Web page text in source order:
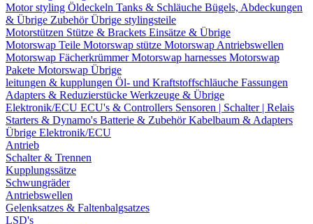
Motor styling Öldeckeln Tanks & Schläuche Bügels, Abdeckungen
& Übrige ZubehörÜbrige stylingsteile
Motorstützen Stütze & Brackets Einsätze & Übrige
Motorswap Teile Motorswap stütze Motorswap Antriebswellen
Motorswap FächerkrümmerMotorswap harnesses Motorswap
Pakete Motorswap Übrige
leitungen & kupplungen Öl- und Kraftstoffschläuche Fassungen
Adapters & Reduzierstücke Werkzeuge & Übrige
Elektronik/ECU ECU's & Controllers Sensoren | Schalter | Relais
Starters & Dynamo's Batterie & ZubehörKabelbaum & Adapters
Übrige Elektronik/ECU
Antrieb
Schalter & Trennen
Kupplungssätze
Schwungräder
Antriebswellen
Gelenksatzes & Faltenbalgsatzes
LSD's